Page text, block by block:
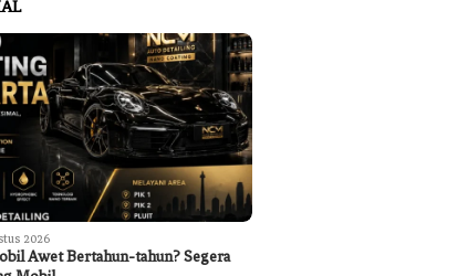
2026
Awet Bertahun-tahun? Segera